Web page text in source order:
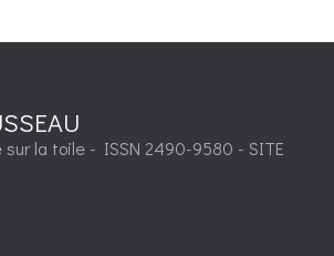
la toile - ISSN 2490-9580 - SITE